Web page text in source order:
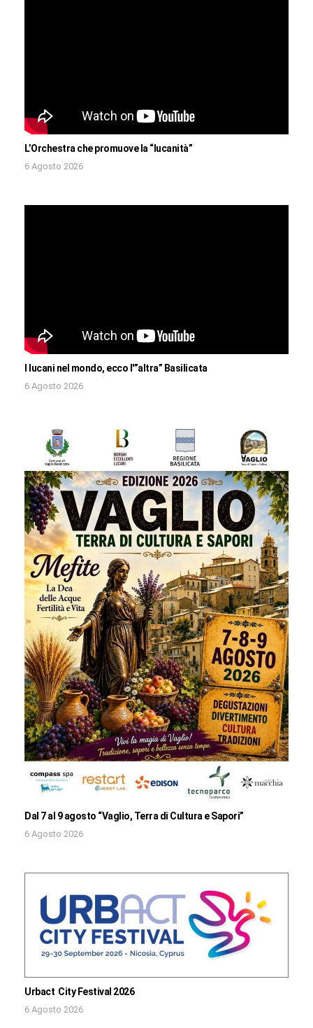
L’Orchestra che promuove la “lucanità”
6 Agosto 2026
I lucani nel mondo, ecco l'”altra” Basilicata
6 Agosto 2026
Dal 7 al 9 agosto “Vaglio, Terra di Cultura e Sapori”
6 Agosto 2026
Urbact City Festival 2026
6 Agosto 2026